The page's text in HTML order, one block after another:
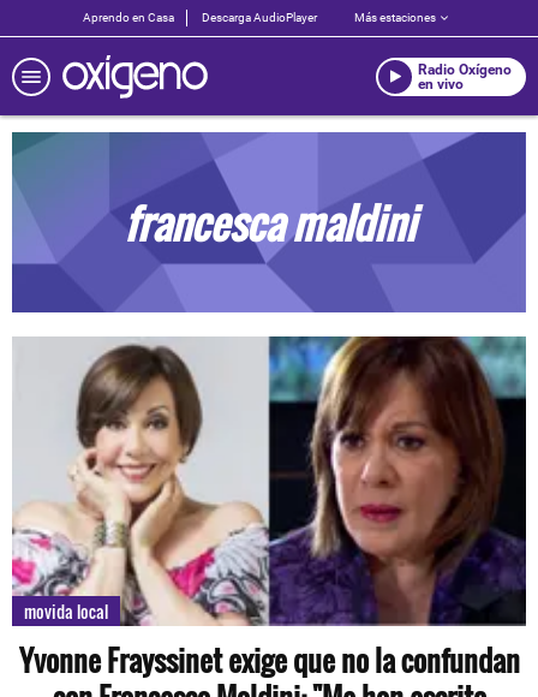
Aprendo en Casa Descarga AudioPlayer Más estaciones
Radio Oxígeno
en vivo
francesca maldini
movida local
Yvonne Frayssinet exige que no la confundan